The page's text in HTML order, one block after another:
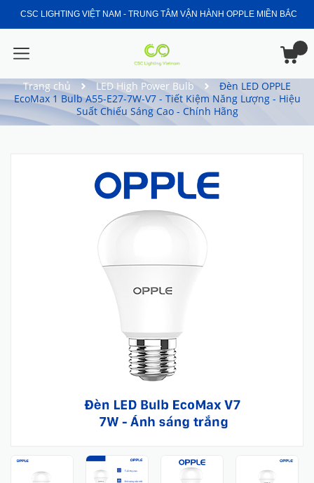
CSC LIGHTING VIỆT NAM - TRUNG TÂM VẬN HÀNH OPPLE MIỀN BẮC
Trang chủ LED High Power Bulb
Đèn LED OPPLE
EcoMax 1 Bulb A55-E27-7W-V7 - Tiết Kiệm Năng Lượng - Hiệu
Suất Chiếu Sáng Cao - Chính Hãng